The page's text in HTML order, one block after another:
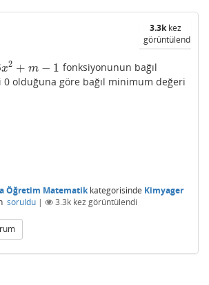
3.3kkez
görüntülendi
x2 + m − 1 fonksiyonunun bağıl
olduğuna göre bağıl minimum değeri
Öğretim Matematikkategorisinde Kimyager
soruldu | 3.3k kez görüntülendi